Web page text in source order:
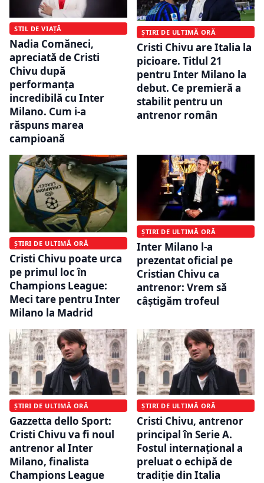
STIL DE VIAȚĂ
Nadia Comăneci,
apreciată de Cristi
Chivu după
performanța
incredibilă cu Inter
Milano. Cum i-a
răspuns marea
campioană
ȘTIRI DE ULTIMĂ ORĂ
Cristi Chivu are Italia la
picioare. Titlul 21
pentru Inter Milano la
debut. Ce premieră a
stabilit pentru un
antrenor român
ȘTIRI DE ULTIMĂ ORĂ
Cristi Chivu poate urca
pe primul loc în
Champions League:
Meci tare pentru Inter
Milano la Madrid
ȘTIRI DE ULTIMĂ ORĂ
Inter Milano l-a
prezentat oficial pe
Cristian Chivu ca
antrenor: Vrem să
câștigăm trofeul
ȘTIRI DE ULTIMĂ ORĂ
Gazzetta dello Sport:
Cristi Chivu va fi noul
antrenor al Inter
Milano, finalista
Champions League
ȘTIRI DE ULTIMĂ ORĂ
Cristi Chivu, antrenor
principal în Serie A.
Fostul internațional a
preluat o echipă de
tradiție din Italia